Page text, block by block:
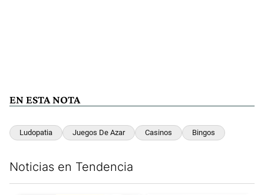
EN ESTA NOTA
Ludopatia Juegos De Azar Casinos Bingos
Noticias en Tendencia